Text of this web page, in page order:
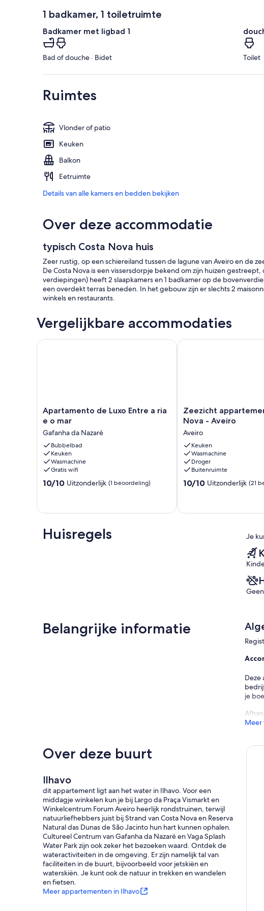
1 badkamer, 1 toiletruimte
Badkamer met ligbad 1
Bad of douche · Bidet Toilet
Ruimtes
Vlonder of patio
Keuken
Balkon
Eetruimte
Details van alle kamers en bedden bekijken
Over deze accommodatie
typisch Costa Nova huis
Zeer rustig, op een schiereiland tussen de lagune van Aveiro en de
De Costa Nova is een vissersdorpje bekend om zijn huizen
verdiepingen) heeft 2 slaapkamers en 1 badkamer op de
een overdekt terras beneden. In het gebouw zijn er slechts 2
winkels en restaurants.
Vergelijkbare accommodaties
Apartamento
de
Entre
a
ria
e
o
mar
Apartamento de Luxo Entre a ria
e o mar
Gafanha da Nazaré
Bubbelbad
Keuken
Wasmachine
Gratis wifi
10.0
beoordeling)
10/10 Uitzonderlijk (1 beoordeling)
Apartamento de Luxo Entre a ria e o mar
Zeezicht
appartement
Costa
Nova
-
Aveiro
Aveiro
Zeezicht
Nova - Aveiro
Aveiro
Keuken
Wasmachine
Droger
Buitenruimte
10.0
10/10 Uitzonderlijk (21
Zeezicht appartement -
Huisregels Je
Belangrijke informatie
Deze
je
Meer
Over deze buurt
Ilhavo
dit appartement ligt aan het water in Ilhavo. Voor een
middagje winkelen kun je bij Largo da Praça Vismarkt en
Winkelcentrum Forum Aveiro heerlijk rondstruinen, terwijl
natuurliefhebbers juist bij Strand van Costa Nova en Reserva
Natural das Dunas de São Jacinto hun hart kunnen ophalen.
Cultureel Centrum van Gafanha da Nazaré en Vaga Splash
Water Park zijn ook zeker het bezoeken waard. Ontdek de
wateractiviteiten in de omgeving. Er zijn namelijk tal van
faciliteiten in de buurt, bijvoorbeeld voor jetskiën en
waterskiën. Je kunt ook de natuur in trekken en wandelen
en fietsen.
Meer appartementen in Ilhavo